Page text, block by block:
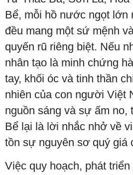
Bể, mỗi hồ nước ngọt lớn
đều mang một sứ mệnh
quyến rũ riêng biệt. Nếu
nhân tạo là minh chứng
tay, khối óc và tinh thần
nhiên của con người Việt
nguồn sáng và sự ấm no,
Bể lại là lời nhắc nhở về
tồn sự nguyên sơ quý giá
Việc quy hoạch, phát